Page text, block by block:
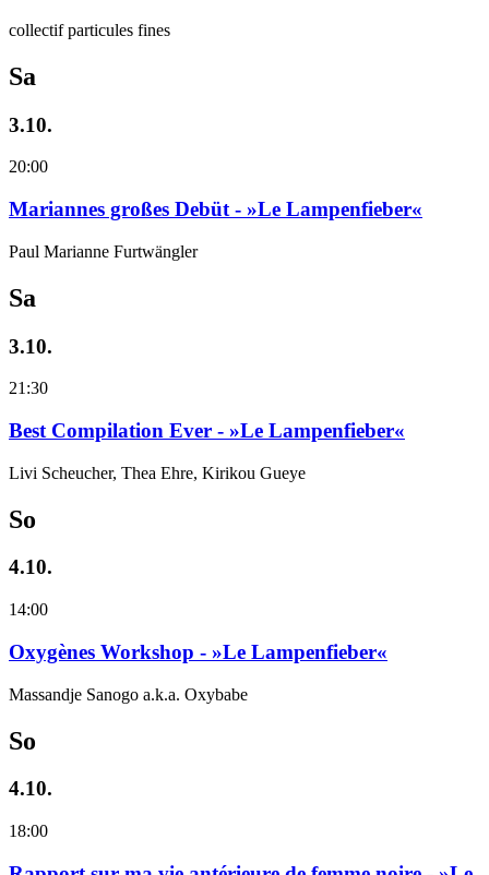
collectif particules fines
Sa
3.10.
20:00
Mariannes großes Debüt - »Le Lampenfieber«
Paul Marianne Furtwängler
Sa
3.10.
21:30
Best Compilation Ever - »Le Lampenfieber«
Livi Scheucher, Thea Ehre, Kirikou Gueye
So
4.10.
14:00
Oxygènes Workshop - »Le Lampenfieber«
Massandje Sanogo a.k.a. Oxybabe
So
4.10.
18:00